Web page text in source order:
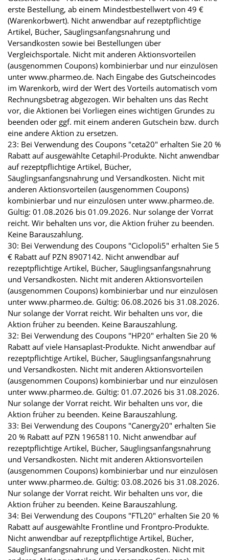
erste Bestellung, ab einem Mindestbestellwert von 49 €
(Warenkorbwert). Nicht anwendbar auf rezeptpflichtige
Artikel, Bücher, Säuglingsanfangsnahrung und
Versandkosten sowie bei Bestellungen über
Vergleichsportale. Nicht mit anderen Aktionsvorteilen
(ausgenommen Coupons) kombinierbar und nur einzulösen
unter www.pharmeo.de. Nach Eingabe des Gutscheincodes
im Warenkorb, wird der Wert des Vorteils automatisch vom
Rechnungsbetrag abgezogen. Wir behalten uns das Recht
vor, die Aktionen bei Vorliegen eines wichtigen Grundes zu
beenden oder ggf. mit einem anderen Gutschein bzw. durch
eine andere Aktion zu ersetzen.
23: Bei Verwendung des Coupons "ceta20" erhalten Sie 20 %
Rabatt auf ausgewählte Cetaphil-Produkte. Nicht anwendbar
auf rezeptpflichtige Artikel, Bücher,
Säuglingsanfangsnahrung und Versandkosten. Nicht mit
anderen Aktionsvorteilen (ausgenommen Coupons)
kombinierbar und nur einzulösen unter www.pharmeo.de.
Gültig: 01.08.2026 bis 01.09.2026. Nur solange der Vorrat
reicht. Wir behalten uns vor, die Aktion früher zu beenden.
Keine Barauszahlung.
30: Bei Verwendung des Coupons "Ciclopoli5" erhalten Sie 5
€ Rabatt auf PZN 8907142. Nicht anwendbar auf
rezeptpflichtige Artikel, Bücher, Säuglingsanfangsnahrung
und Versandkosten. Nicht mit anderen Aktionsvorteilen
(ausgenommen Coupons) kombinierbar und nur einzulösen
unter www.pharmeo.de. Gültig: 06.08.2026 bis 31.08.2026.
Nur solange der Vorrat reicht. Wir behalten uns vor, die
Aktion früher zu beenden. Keine Barauszahlung.
32: Bei Verwendung des Coupons "HP20" erhalten Sie 20 %
Rabatt auf viele Hansaplast-Produkte. Nicht anwendbar auf
rezeptpflichtige Artikel, Bücher, Säuglingsanfangsnahrung
und Versandkosten. Nicht mit anderen Aktionsvorteilen
(ausgenommen Coupons) kombinierbar und nur einzulösen
unter www.pharmeo.de. Gültig: 01.07.2026 bis 31.08.2026.
Nur solange der Vorrat reicht. Wir behalten uns vor, die
Aktion früher zu beenden. Keine Barauszahlung.
33: Bei Verwendung des Coupons "Canergy20" erhalten Sie
20 % Rabatt auf PZN 19658110. Nicht anwendbar auf
rezeptpflichtige Artikel, Bücher, Säuglingsanfangsnahrung
und Versandkosten. Nicht mit anderen Aktionsvorteilen
(ausgenommen Coupons) kombinierbar und nur einzulösen
unter www.pharmeo.de. Gültig: 03.08.2026 bis 31.08.2026.
Nur solange der Vorrat reicht. Wir behalten uns vor, die
Aktion früher zu beenden. Keine Barauszahlung.
34: Bei Verwendung des Coupons "FTL20" erhalten Sie 20 %
Rabatt auf ausgewählte Frontline und Frontpro-Produkte.
Nicht anwendbar auf rezeptpflichtige Artikel, Bücher,
Säuglingsanfangsnahrung und Versandkosten. Nicht mit